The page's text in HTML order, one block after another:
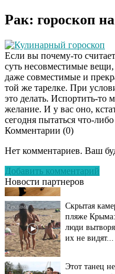
Рак: гороскоп
Кулинарный гороскоп
Если вы почему-то
суть несовместимые
даже совместимые и
той же тарелке. При
это делать. Испортить-то
желание. И у вас оно,
сегодня пытаться что-
Комментарии (0)
Нет комментариев. Ваш
Добавить комментарий
Новости партнеров
Ролик длится
смеяться вы
долго
пляже
люди
их не видят...
оставит вас